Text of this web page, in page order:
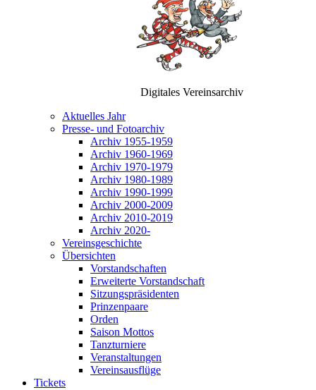
Digitales Vereinsarchiv
Aktuelles Jahr
Presse- und Fotoarchiv
Archiv 1955-1959
Archiv 1960-1969
Archiv 1970-1979
Archiv 1980-1989
Archiv 1990-1999
Archiv 2000-2009
Archiv 2010-2019
Archiv 2020-
Vereinsgeschichte
Übersichten
Vorstandschaften
Erweiterte Vorstandschaft
Sitzungspräsidenten
Prinzenpaare
Orden
Saison Mottos
Tanzturniere
Veranstaltungen
Vereinsausflüge
Tickets